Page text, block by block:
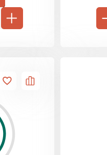
Izolife